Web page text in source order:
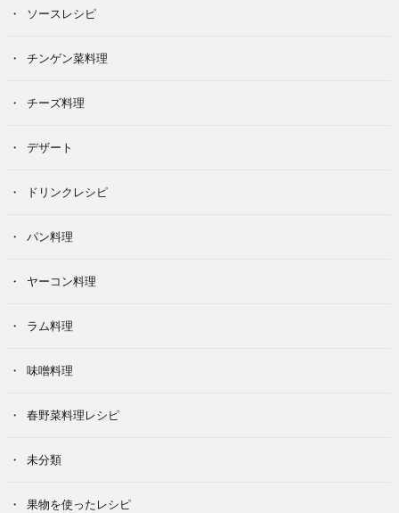
ソースレシピ
チンゲン菜料理
チーズ料理
デザート
ドリンクレシピ
パン料理
ヤーコン料理
ラム料理
味噌料理
春野菜料理レシピ
未分類
果物を使ったレシピ